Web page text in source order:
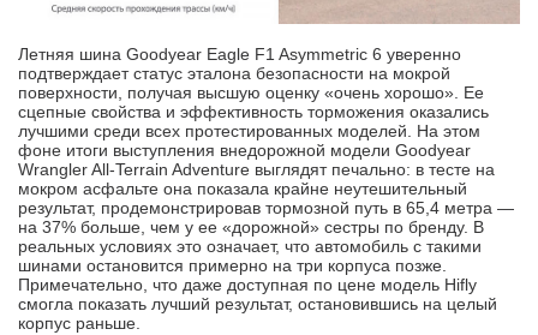
Летняя шина Goodyear Eagle F1 Asymmetric 6 уверенно
подтверждает статус эталона безопасности на мокрой
поверхности, получая высшую оценку «очень хорошо». Ее
сцепные свойства и эффективность торможения оказались
лучшими среди всех протестированных моделей. На этом
фоне итоги выступления внедорожной модели Goodyear
Wrangler All-Terrain Adventure выглядят печально: в тесте на
мокром асфальте она показала крайне неутешительный
результат, продемонстрировав тормозной путь в 65,4 метра —
на 37% больше, чем у ее «дорожной» сестры по бренду. В
реальных условиях это означает, что автомобиль с такими
шинами остановится примерно на три корпуса позже.
Примечательно, что даже доступная по цене модель Hifly
смогла показать лучший результат, остановившись на целый
корпус раньше.